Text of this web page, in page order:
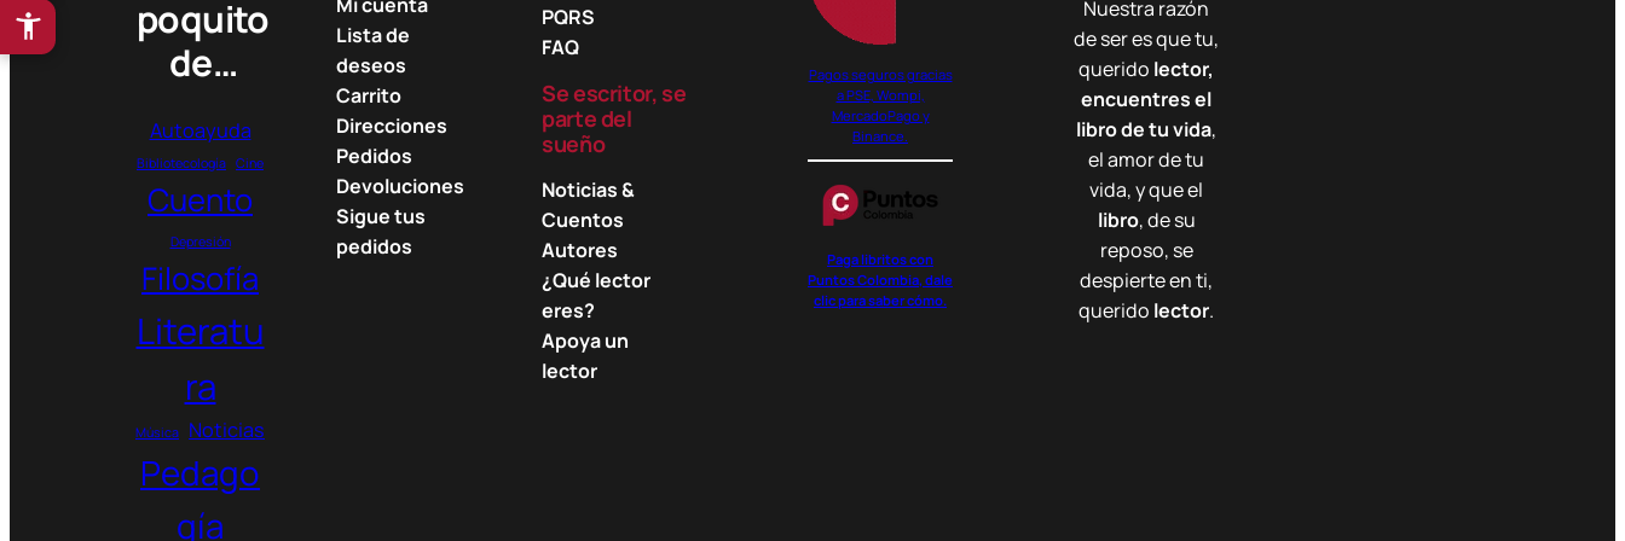
5
0
$
h
r
o
u
g
4
3
poquito
de…
Autoayuda
Bibliotecología Cine
Cuento
Depresión
Filosofía
Literatu
ra
Música Noticias
Pedago
gía
Lista de
deseos
Carrito
Direcciones
Pedidos
Devoluciones
Sigue tus
pedidos
PQRS
FAQ
Se escritor, se
parte del
sueño
Noticias &
Cuentos
Autores
¿Qué lector
eres?
Apoya un
lector
Pagos seguros gracias
a PSE, Wompi,
MercadoPago y
Binance.
Paga libritos con
Puntos Colombia, dale
clic para saber cómo.
Nuestra razón
de ser es que tu,
querido lector,
encuentres el
libro de tu vida,
el amor de tu
vida, y que el
libro, de su
reposo, se
despierte en ti,
querido lector.